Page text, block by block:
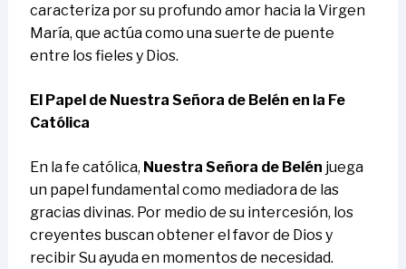
caracteriza por su profundo amor hacia la Virgen
María, que actúa como una suerte de puente
entre los fieles y Dios.
El Papel de Nuestra Señora de Belén en la Fe
Católica
En la fe católica, Nuestra Señora de Belén juega
un papel fundamental como mediadora de las
gracias divinas. Por medio de su intercesión, los
creyentes buscan obtener el favor de Dios y
recibir Su ayuda en momentos de necesidad.